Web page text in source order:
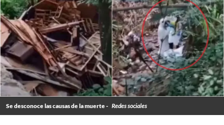
Se desconoce las causas de la muerte - Redes sociales